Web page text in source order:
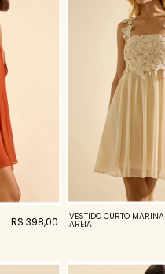
R$ 398,00 VESTIDO CURTO MARINA
AREIA